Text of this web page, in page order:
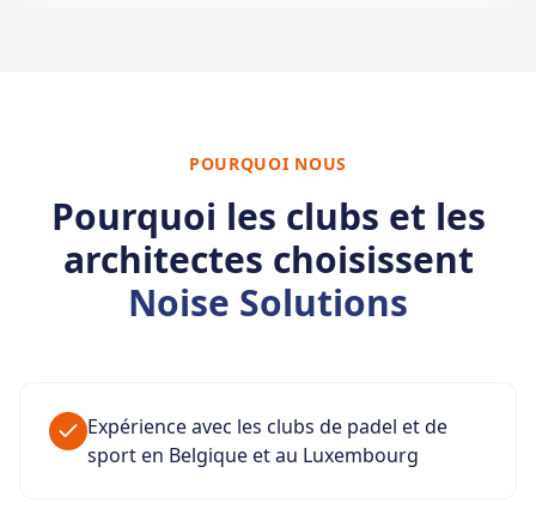
POURQUOI NOUS
Pourquoi les clubs et les
architectes choisissent
Noise Solutions
Expérience avec les clubs de padel et de
sport en Belgique et au Luxembourg